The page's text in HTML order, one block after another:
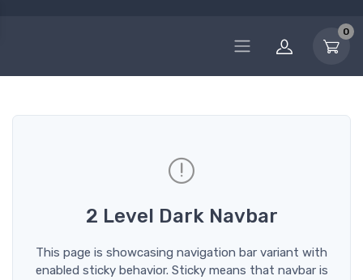
0
2 Level Dark Navbar
This page is showcasing navigation bar variant with
enabled sticky behavior. Sticky means that navbar is